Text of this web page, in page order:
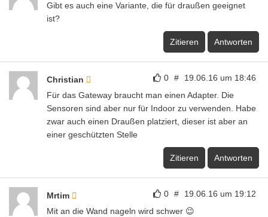
Gibt es auch eine Variante, die für draußen geeignet
ist?
Zitieren Antworten
0 # 19.06.16 um 18:46
Christian
Für das Gateway braucht man einen Adapter. Die
Sensoren sind aber nur für Indoor zu verwenden. Habe
zwar auch einen Draußen platziert, dieser ist aber an
einer geschützten Stelle
Zitieren Antworten
0 # 19.06.16 um 19:12
Mrtim
Mit an die Wand nageln wird schwer 😉